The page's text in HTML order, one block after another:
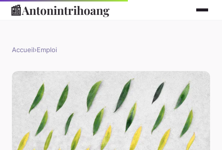
📰Antonintrihoang
Accueil›Emploi